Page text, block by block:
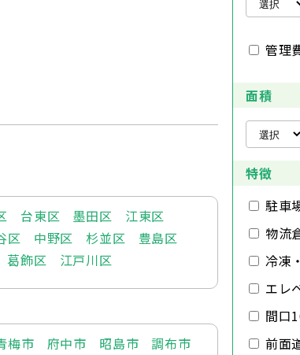
台東区 墨田区
江東区
区 中野区 杉並区
豊島区
葛飾区 江戸川区
梅市 府中市 昭島市
調布市
管理
面積
特徴
駐車
物流
冷凍
エレ
間口
前面